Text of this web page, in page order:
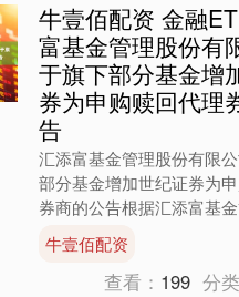
牛壹佰配资 金融
富基金管理股份有
于旗下部分基金增
券为申购赎回代理
告
汇添富基金管理股份有限
部分基金增加世纪证券为
券商的公告根据汇添富基
限公司（以下简称“本公司”
券有限责任公司（以下简....
牛壹佰配资
查看： 199 分